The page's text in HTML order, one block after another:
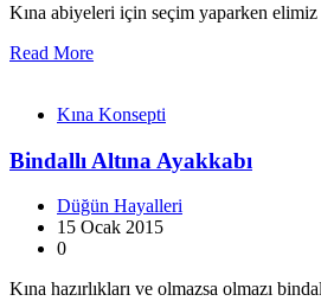
Kına abiyeleri için seçim yaparken
Read More
Kına Konsepti
Bindallı Altına Ayakkabı
Düğün Hayalleri
15 Ocak 2015
0
Kına hazırlıkları ve olmazsa olmazı